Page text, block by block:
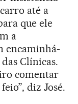
até a
que ele
a
encaminhá-
Clínicas.
comentar
diz José.